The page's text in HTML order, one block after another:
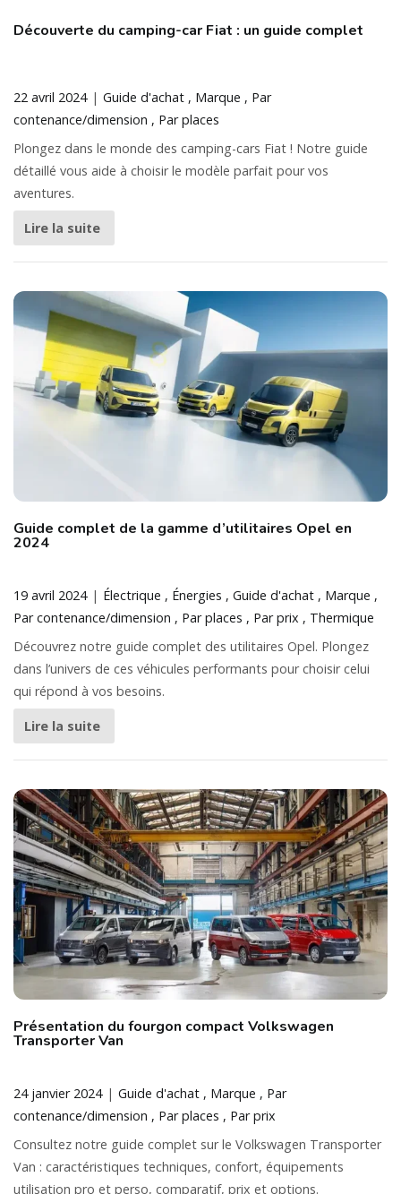
Découverte du camping-car Fiat : un guide complet
22 avril 2024 Guide d'achat Marque
Par
contenance/dimension
Par places
Plongez dans le monde des camping-cars Fiat ! Notre guide
détaillé vous aide à choisir le modèle parfait pour vos
aventures.
Lire la suite
Guide complet de la gamme d’utilitaires Opel en
2024
19 avril 2024 Électrique Énergies Guide d'achat
Marque
Par contenance/dimension
Par places Par prix
Thermique
Découvrez notre guide complet des utilitaires Opel. Plongez
dans l’univers de ces véhicules performants pour choisir celui
qui répond à vos besoins.
Lire la suite
Présentation du fourgon compact Volkswagen
Transporter Van
24 janvier 2024 Guide d'achat Marque
Par
contenance/dimension
Par places
Par prix
Consultez notre guide complet sur le Volkswagen Transporter
Van : caractéristiques techniques, confort, équipements
utilisation pro et perso, comparatif, prix et options.